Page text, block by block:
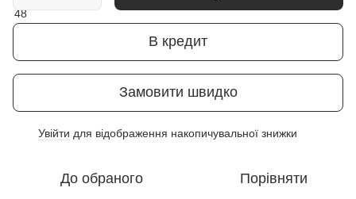
В кредит
Замовити швидко
Увійти для відображення накопичувальної знижки
До обраного Порівняти